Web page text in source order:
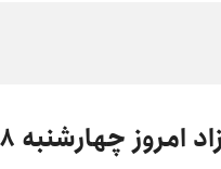
۱۸ تیر ۱۴۰۴ +جدول